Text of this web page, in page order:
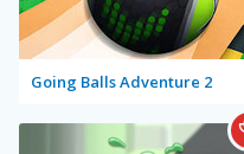
Going Balls Adventure 2